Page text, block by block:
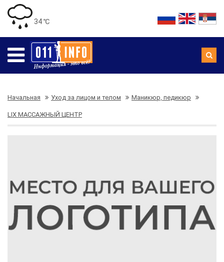
34 ℃
Начальная Уход за лицом и телом Маникюр, педикюр
LIX МАССАЖНЫЙ ЦЕНТР